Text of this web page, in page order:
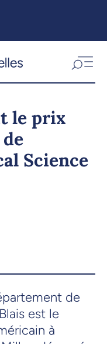
le prix
Science
de
est le
à